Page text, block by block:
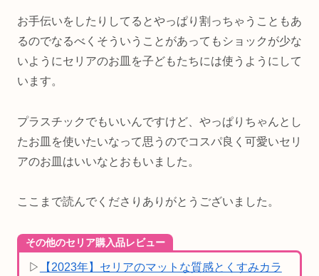
お手伝いをしたりしてるとやっぱり割っちゃうこともあ
るのでなるべくそういうことがあってもショックが少な
いようにセリアのお皿を子どもたちには使うようにして
います。
プラスチックでもいいんですけど、やっぱりちゃんとし
たお皿を使いたいなって思うのでコスパ良く可愛いセリ
アのお皿はいいなとおもいました。
ここまで読んでくださりありがとうございました。
その他のセリア購入品レビュー
▷ 【2023年】セリアのマットな質感とくすみカラ